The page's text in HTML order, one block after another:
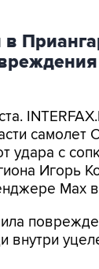
самолет
удара с
Игорь
Мах
внутри